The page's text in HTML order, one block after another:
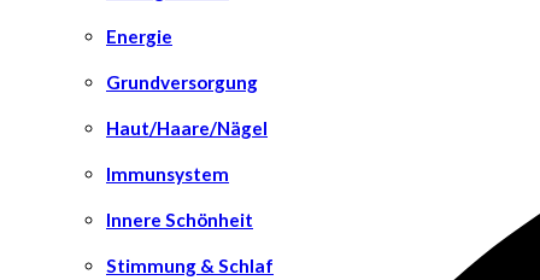
Energie
Grundversorgung
Haut/Haare/Nägel
Immunsystem
Innere Schönheit
Stimmung & Schlaf